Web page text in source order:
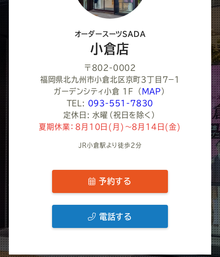
だ
オーダースーツSADA
小倉店
〒802-0002
福岡県北九州市小倉北区京町３丁目７−１
ガーデンシティ小倉 1F
（ MAP ）
TEL: 093-551-7830
定休日: 水曜（祝日を除く）
夏期休業：8月10日(月)～8月14日(金)
JR小倉駅より徒歩2分
予約する
電話する